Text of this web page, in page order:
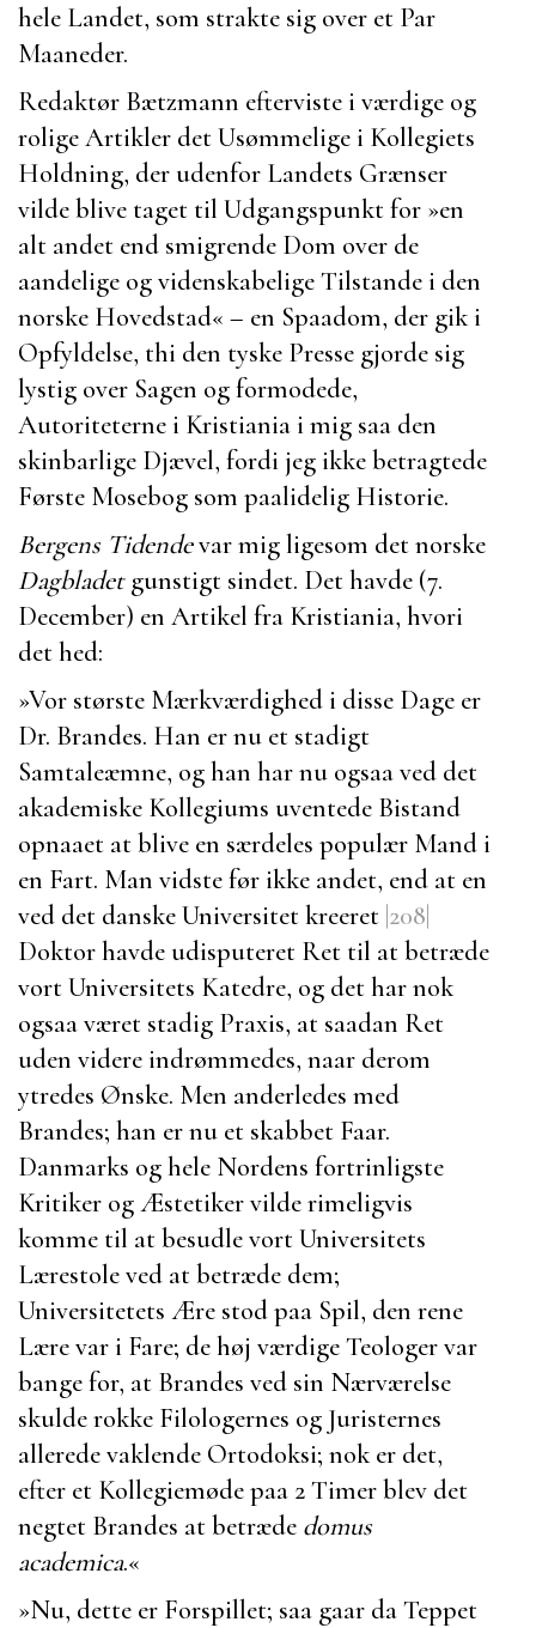
hele Landet, som strakte sig over et Par
Maaneder.
Redaktør Bætzmann efterviste i værdige og
rolige Artikler det Usømmelige i Kollegiets
Holdning, der udenfor Landets Grænser
vilde blive taget til Udgangspunkt for »en
alt andet end smigrende Dom over de
aandelige og videnskabelige Tilstande i den
norske Hovedstad« – en Spaadom, der gik i
Opfyldelse, thi den tyske Presse gjorde sig
lystig over Sagen og formodede,
Autoriteterne i Kristiania i mig saa den
skinbarlige Djævel, fordi jeg ikke betragtede
Første Mosebog som paalidelig Historie.
Bergens Tidendevar mig ligesom det norske
Dagbladetgunstigt sindet. Det havde (7.
December) en Artikel fra Kristiania, hvori
det hed:
»Vor største Mærkværdighed i disse Dage er
Dr. Brandes. Han er nu et stadigt
Samtaleæmne, og han har nu ogsaa ved det
akademiske Kollegiums uventede Bistand
opnaaet at blive en særdeles populær Mand i
en Fart. Man vidste før ikke andet, end at en
ved det danske Universitet kreeret |208|
Doktor havde udisputeret Ret til at betræde
vort Universitets Katedre, og det har nok
ogsaa været stadig Praxis, at saadan Ret
uden videre indrømmedes, naar derom
ytredes Ønske. Men anderledes med
Brandes; han er nu et skabbet Faar.
Danmarks og hele Nordens fortrinligste
Kritiker og Æstetiker vilde rimeligvis
komme til at besudle vort Universitets
Lærestole ved at betræde dem;
Universitetets Ære stod paa Spil, den rene
Lære var i Fare; de høj værdige Teologer var
bange for, at Brandes ved sin Nærværelse
skulde rokke Filologernes og Juristernes
allerede vaklende Ortodoksi; nok er det,
efter et Kollegiemøde paa 2 Timer blev det
negtet Brandes at betræde domus
academica.«
»Nu, dette er Forspillet; saa gaar da Teppet